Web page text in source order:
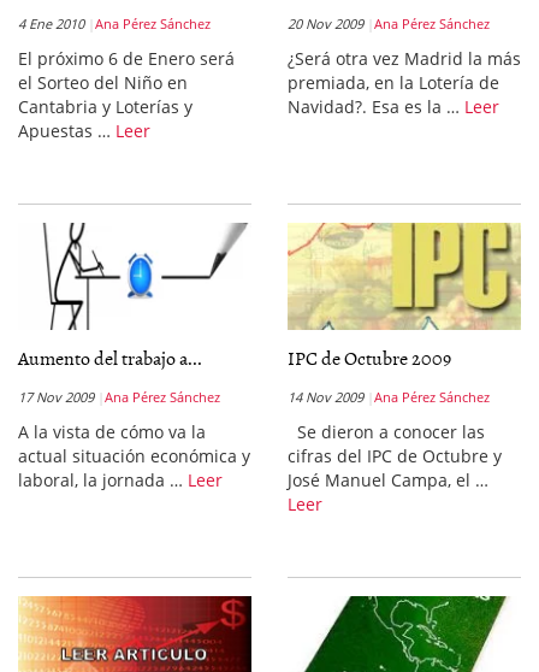
4 Ene 2010 Ana Pérez Sánchez
El próximo 6 de Enero será
el Sorteo del Niño en
Cantabria y Loterías y
Apuestas … Leer
20 Nov 2009 Ana Pérez Sánchez
¿Será otra vez Madrid la más
premiada, en la Lotería de
Navidad?. Esa es la … Leer
Aumento del trabajo a...
17 Nov 2009 Ana Pérez Sánchez
A la vista de cómo va la
actual situación económica y
laboral, la jornada … Leer
IPC de Octubre 2009
14 Nov 2009 Ana Pérez Sánchez
Se dieron a conocer las
cifras del IPC de Octubre y
José Manuel Campa, el …
Leer